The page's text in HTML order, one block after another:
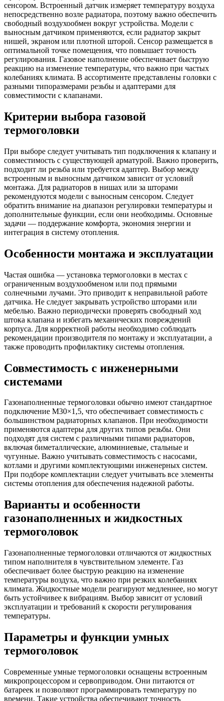
сенсором. Встроенный датчик измеряет температуру воздуха
непосредственно возле радиатора, поэтому важно обеспечить
свободный воздухообмен вокруг устройства. Модели с
выносным датчиком применяются, если радиатор закрыт
нишей, экраном или плотной шторой. Сенсор размещается в
оптимальной точке помещения, что повышает точность
регулирования. Газовое наполнение обеспечивает быструю
реакцию на изменение температуры, что важно при частых
колебаниях климата. В ассортименте представлены головки с
разными типоразмерами резьбы и адаптерами для
совместимости с клапанами.
Критерии выбора газовой
термоголовки
При выборе следует учитывать тип подключения к клапану и
совместимость с существующей арматурой. Важно проверить,
подходит ли резьба или требуется адаптер. Выбор между
встроенным и выносным датчиком зависит от условий
монтажа. Для радиаторов в нишах или за шторами
рекомендуются модели с выносным сенсором. Следует
обратить внимание на диапазон регулировки температуры и
дополнительные функции, если они необходимы. Основные
задачи — поддержание комфорта, экономия энергии и
интеграция в систему отопления.
Особенности монтажа и эксплуатации
Частая ошибка — установка термоголовки в местах с
ограниченным воздухообменом или под прямыми
солнечными лучами. Это приводит к неправильной работе
датчика. Не следует закрывать устройство шторами или
мебелью. Важно периодически проверять свободный ход
штока клапана и избегать механических повреждений
корпуса. Для корректной работы необходимо соблюдать
рекомендации производителя по монтажу и эксплуатации, а
также проводить профилактику системы отопления.
Совместимость с инженерными
системами
Газонаполненные термоголовки обычно имеют стандартное
подключение M30×1,5, что обеспечивает совместимость с
большинством радиаторных клапанов. При необходимости
применяются адаптеры для других типов резьбы. Они
подходят для систем с различными типами радиаторов,
включая биметаллические, алюминиевые, стальные и
чугунные. Важно учитывать совместимость с насосами,
котлами и другими комплектующими инженерных систем.
При подборе комплектации следует учитывать все элементы
системы отопления для обеспечения надежной работы.
Варианты и особенности
газонаполненных и жидкостных
термоголовок
Газонаполненные термоголовки отличаются от жидкостных
типом наполнителя в чувствительном элементе. Газ
обеспечивает более быструю реакцию на изменение
температуры воздуха, что важно при резких колебаниях
климата. Жидкостные модели реагируют медленнее, но могут
быть устойчивее к вибрациям. Выбор зависит от условий
эксплуатации и требований к скорости регулирования
температуры.
Параметры и функции умных
термоголовок
Современные умные термоголовки оснащены встроенным
микропроцессором и сервоприводом. Они питаются от
батареек и позволяют программировать температуру по
времени. Такие устройства обеспечивают точность